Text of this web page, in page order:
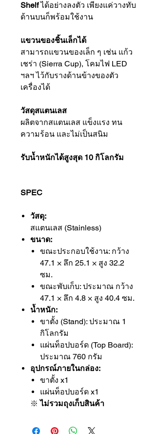
Shelfได้อย่างลงตัว เพียงแค่วางทับ
ด้านบนก็พร้อมใช้งาน
แขวนของชิ้นเล็กได้
สามารถแขวนของเล็ก ๆ เช่น แก้ว
เชร่า (Sierra Cup), โคมไฟ LED
ฯลฯ ไว้กับรางด้านข้างของตัว
เครื่องได้
วัสดุสแตนเลส
ผลิตจากสแตนเลส แข็งแรง ทน
ความร้อน และไม่เป็นสนิม
รับน้ำหนักได้สูงสุด 10 กิโลกรัม
SPEC
วัสดุ:
สแตนเลส (Stainless)
ขนาด:
ขณะประกอบใช้งาน: กว้าง
47.1 × ลึก 25.1 × สูง 32.2
ซม.
ขณะพับเก็บ: ประมาณ กว้าง
47.1 × ลึก 4.8 × สูง 40.4 ซม.
น้ำหนัก:
ขาตั้ง (Stand): ประมาณ 1
กิโลกรัม
แผ่นท็อปบอร์ด (Top Board):
ประมาณ 760 กรัม
อุปกรณ์ภายในกล่อง:
ขาตั้ง x1
แผ่นท็อปบอร์ด x1
※ไม่รวมถุงเก็บสินค้า